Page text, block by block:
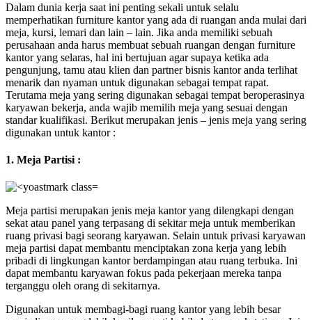
Dalam dunia kerja saat ini penting sekali untuk selalu
memperhatikan furniture kantor yang ada di ruangan anda mulai dari
meja, kursi, lemari dan lain – lain. Jika anda memiliki sebuah
perusahaan anda harus membuat sebuah ruangan dengan furniture
kantor yang selaras, hal ini bertujuan agar supaya ketika ada
pengunjung, tamu atau klien dan partner bisnis kantor anda terlihat
menarik dan nyaman untuk digunakan sebagai tempat rapat.
Terutama meja yang sering digunakan sebagai tempat beroperasinya
karyawan bekerja, anda wajib memilih meja yang sesuai dengan
standar kualifikasi. Berikut merupakan jenis – jenis meja yang sering
digunakan untuk kantor :
1. Meja Partisi :
Meja partisi merupakan jenis meja kantor yang dilengkapi dengan
sekat atau panel yang terpasang di sekitar meja untuk memberikan
ruang privasi bagi seorang karyawan. Selain untuk privasi karyawan
meja partisi dapat membantu menciptakan zona kerja yang lebih
pribadi di lingkungan kantor berdampingan atau ruang terbuka. Ini
dapat membantu karyawan fokus pada pekerjaan mereka tanpa
terganggu oleh orang di sekitarnya.
Digunakan untuk membagi-bagi ruang kantor yang lebih besar